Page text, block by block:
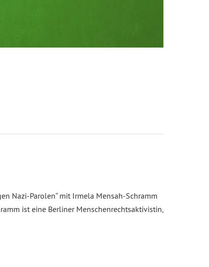
Nazi-Parolen“ mit Irmela Mensah-Schramm
ist eine Berliner Menschenrechtsaktivistin,